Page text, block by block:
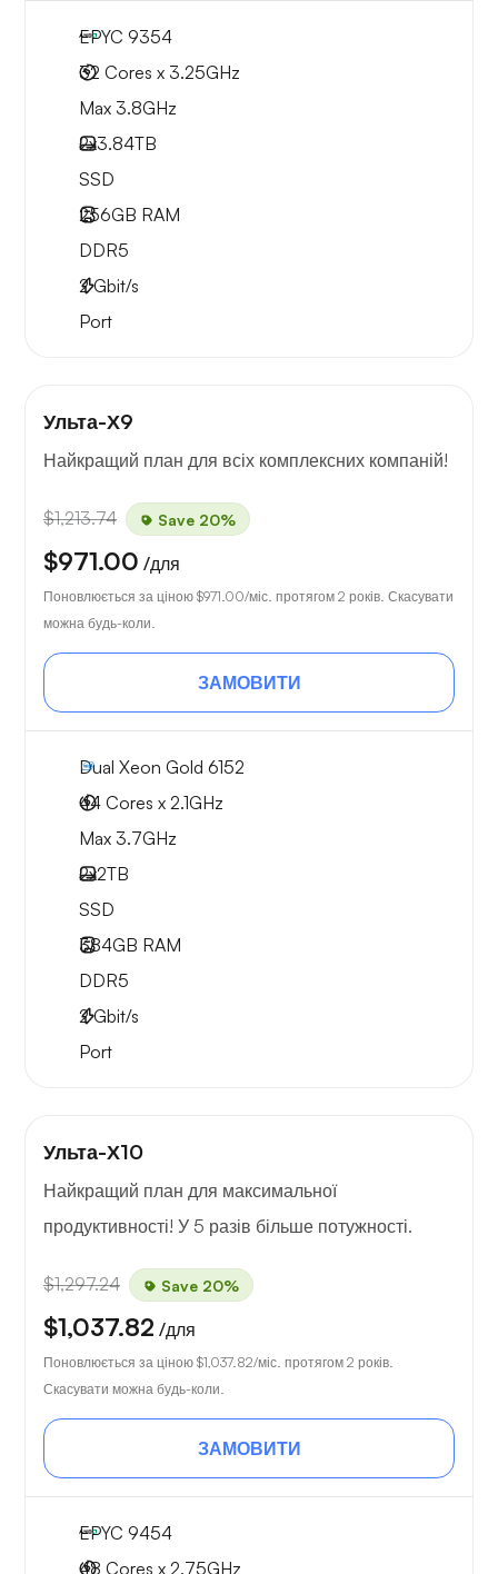
EPYC 9354
32 Cores x 3.25GHz
Max 3.8GHz
2x3.84TB
SSD
256GB RAM
DDR5
2Gbit/s
Port
Ульта-Х9
Найкращий план для всіх комплексних компаній!
$1,213.74 Save 20%
$971.00 /для
Поновлюється за ціною $971.00/міс. протягом 2 років. Скасувати
можна будь-коли.
ЗАМОВИТИ
Dual Xeon Gold 6152
44 Cores x 2.1GHz
Max 3.7GHz
2x2TB
SSD
384GB RAM
DDR5
2Gbit/s
Port
Ульта-Х10
Найкращий план для максимальної
продуктивності! У 5 разів більше потужності.
$1,297.24 Save 20%
$1,037.82 /для
Поновлюється за ціною $1,037.82/міс. протягом 2 років.
Скасувати можна будь-коли.
ЗАМОВИТИ
EPYC 9454
48 Cores x 2.75GHz